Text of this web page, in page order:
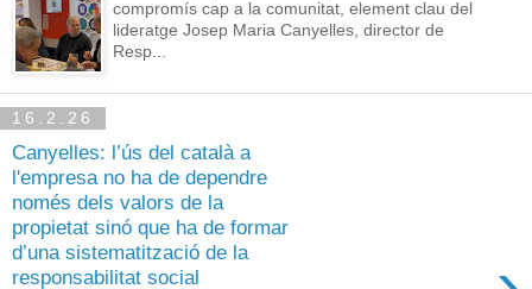
compromís cap a la comunitat, element clau del
lideratge Josep Maria Canyelles, director de
Resp...
16.2.26
Canyelles: l’ús del català a
l'empresa no ha de dependre
només dels valors de la
propietat sinó que ha de formar
d’una sistematització de la
responsabilitat social